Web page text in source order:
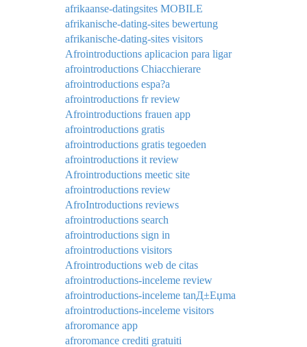
afrikaanse-datingsites MOBILE
afrikanische-dating-sites bewertung
afrikanische-dating-sites visitors
Afrointroductions aplicacion para ligar
afrointroductions Chiacchierare
afrointroductions espa?a
afrointroductions fr review
Afrointroductions frauen app
afrointroductions gratis
afrointroductions gratis tegoeden
afrointroductions it review
Afrointroductions meetic site
afrointroductions review
AfroIntroductions reviews
afrointroductions search
afrointroductions sign in
afrointroductions visitors
Afrointroductions web de citas
afrointroductions-inceleme review
afrointroductions-inceleme tanД±Еџma
afrointroductions-inceleme visitors
afroromance app
afroromance crediti gratuiti